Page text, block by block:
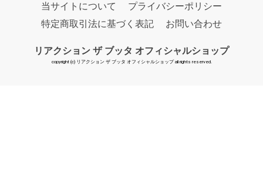
当サイトについて
プライバシーポリシー
特定商取引法に基づく表記
お問い合わせ
リアクション ザ ブッタ オフィシャルショップ
copyright (c) リアクション ザ ブッタ オフィシャルショップ all rights reserved.